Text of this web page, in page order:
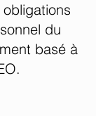
du
basé à